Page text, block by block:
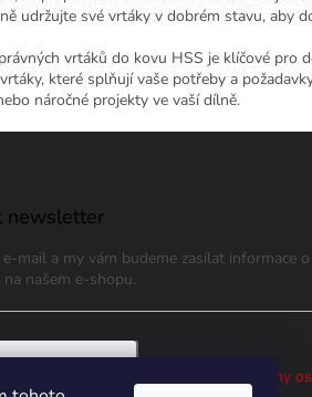
udržujte své vrtáky v dobrém stavu, aby
vrtáků do kovu HSS je klíčové pro
které splňují vaše potřeby a
náročné projekty ve vaší dílně.
newsletter
mail a my vám budeme zasílat informace
našem e-shopu.
podmínkami ochrany